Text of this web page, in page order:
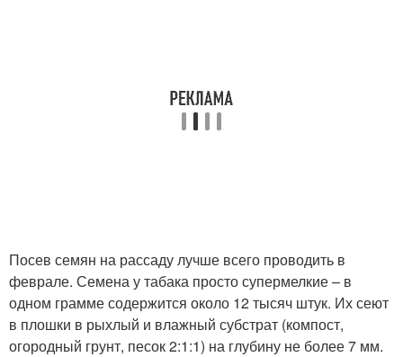
Посев семян на рассаду лучше всего проводить в
феврале. Семена у табака просто супермелкие – в
одном грамме содержится около 12 тысяч штук. Их сеют
в плошки в рыхлый и влажный субстрат (компост,
огородный грунт, песок 2:1:1) на глубину не более 7 мм.